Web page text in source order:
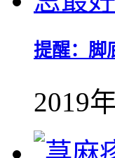
提醒：脚
2019